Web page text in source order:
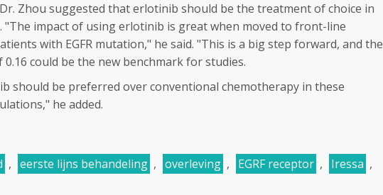
Zhou suggested that erlotinib should be the treatment of choice in
"The impact of using erlotinib is great when moved to front-line
with EGFR mutation," he said. "This is a big step forward, and the
could be the new benchmark for studies.
should be preferred over conventional chemotherapy in these
he added.
, eerste lijns behandeling , overleving , EGRF receptor , Iressa ,